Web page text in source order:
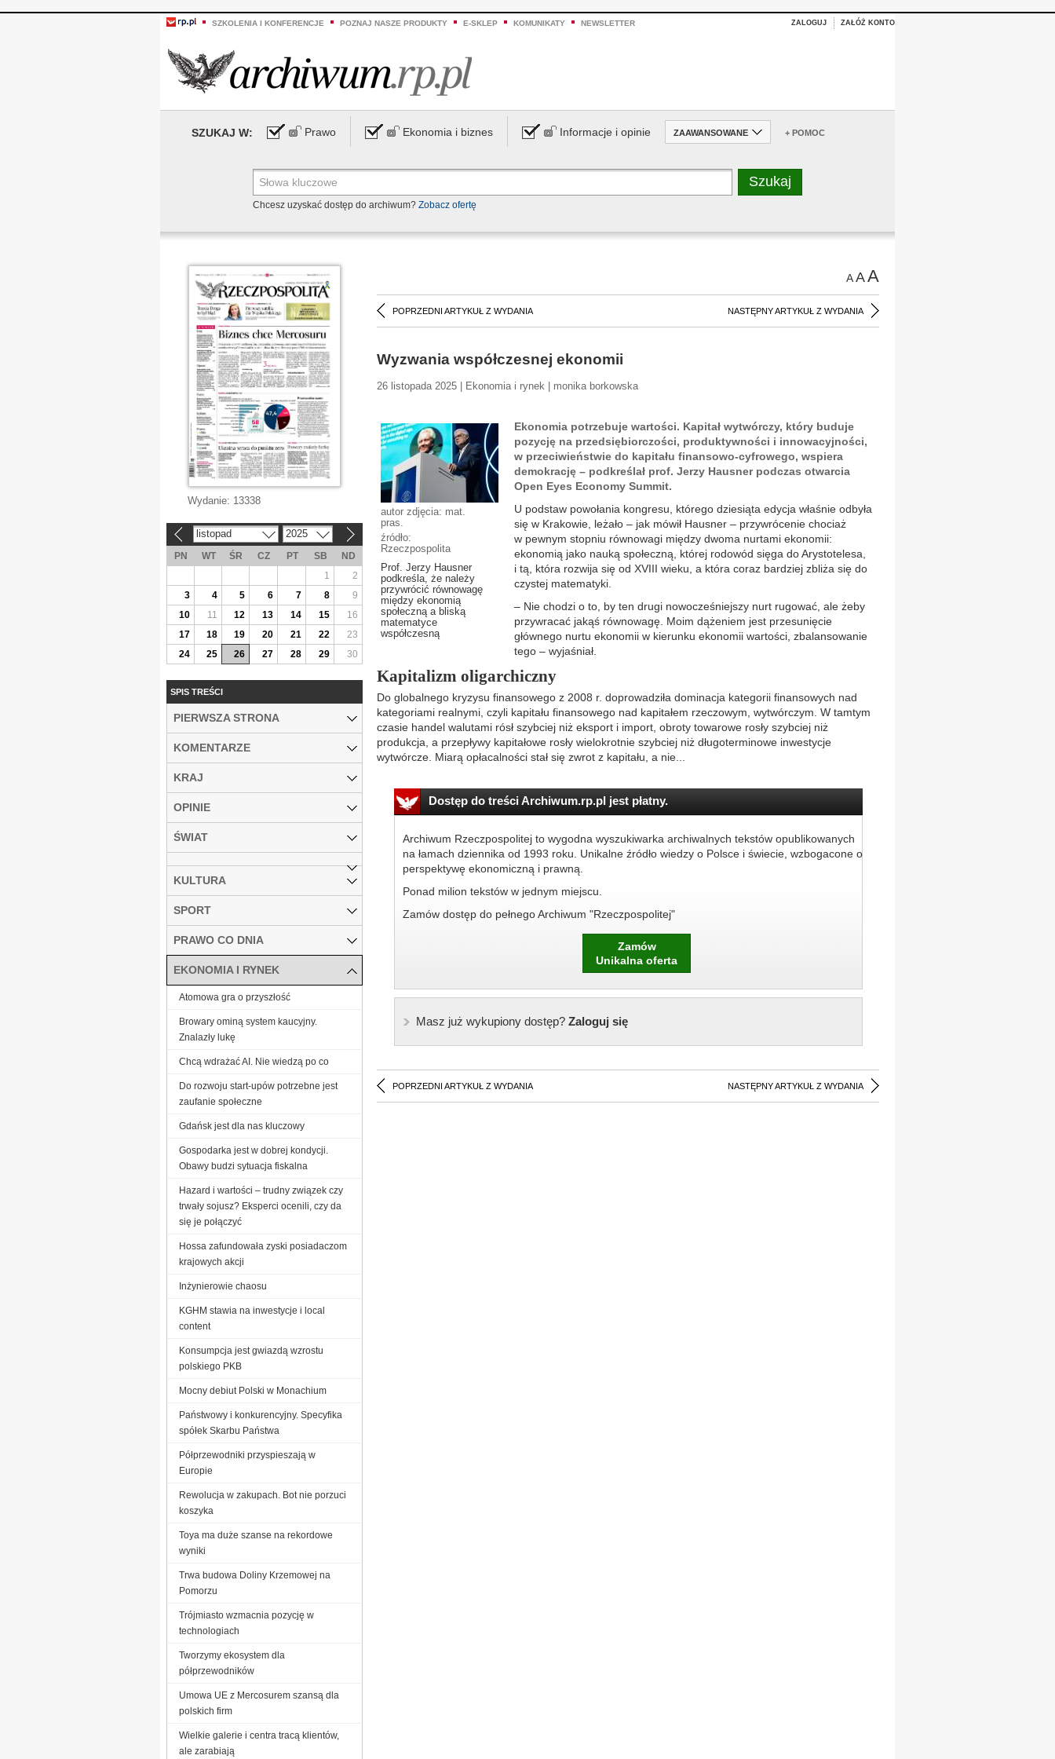
SZKOLENIA I KONFERENCJE POZNAJ NASZE PRODUKTY E-SKLEP KOMUNIKATY NEWSLETTER ZALOGUJ ZAŁÓŻ KONTO
SZUKAJ W: Prawo Ekonomia i biznes Informacje i opinie ZAAWANSOWANE + POMOC
Chcesz uzyskać dostęp do archiwum? Zobacz ofertę
AAA
POPRZEDNI ARTYKUŁ Z WYDANIA NASTĘPNY ARTYKUŁ Z WYDANIA
Wyzwania współczesnej ekonomii
26 listopada 2025 | Ekonomia i rynek | monika borkowska
autor zdjęcia: mat.
pras.
źródło:
Rzeczpospolita
Prof. Jerzy Hausner
podkreśla, że należy
przywrócić równowagę
między ekonomią
społeczną a bliską
matematyce
współczesną
Ekonomia potrzebuje wartości. Kapitał wytwórczy, który buduje
pozycję na przedsiębiorczości, produktywności i innowacyjności,
w przeciwieństwie do kapitału finansowo-cyfrowego, wspiera
demokrację – podkreślał prof. Jerzy Hausner podczas otwarcia
Open Eyes Economy Summit.
U podstaw powołania kongresu, którego dziesiąta edycja właśnie odbyła
się w Krakowie, leżało – jak mówił Hausner – przywrócenie chociaż
w pewnym stopniu równowagi między dwoma nurtami ekonomii:
ekonomią jako nauką społeczną, której rodowód sięga do Arystotelesa,
i tą, która rozwija się od XVIII wieku, a która coraz bardziej zbliża się do
czystej matematyki.
– Nie chodzi o to, by ten drugi nowocześniejszy nurt rugować, ale żeby
przywracać jakąś równowagę. Moim dążeniem jest przesunięcie
głównego nurtu ekonomii w kierunku ekonomii wartości, zbalansowanie
tego – wyjaśniał.
Kapitalizm oligarchiczny
Do globalnego kryzysu finansowego z 2008 r. doprowadziła dominacja kategorii finansowych nad
kategoriami realnymi, czyli kapitału finansowego nad kapitałem rzeczowym, wytwórczym. W tamtym
czasie handel walutami rósł szybciej niż eksport i import, obroty towarowe rosły szybciej niż
produkcja, a przepływy kapitałowe rosły wielokrotnie szybciej niż długoterminowe inwestycje
wytwórcze. Miarą opłacalności stał się zwrot z kapitału, a nie...
Dostęp do treści Archiwum.rp.pl jest płatny.
Archiwum Rzeczpospolitej to wygodna wyszukiwarka archiwalnych tekstów opublikowanych
na łamach dziennika od 1993 roku. Unikalne źródło wiedzy o Polsce i świecie, wzbogacone o
perspektywę ekonomiczną i prawną.
Ponad milion tekstów w jednym miejscu.
Zamów dostęp do pełnego Archiwum "Rzeczpospolitej"
Zamów
Unikalna oferta
Masz już wykupiony dostęp?Zaloguj się
POPRZEDNI ARTYKUŁ Z WYDANIA NASTĘPNY ARTYKUŁ Z WYDANIA
Wydanie: 13338
listopad 2025
PN WT ŚR CZ PT SB
ND
1
2
3
4 5 6 7 8
9
10
11 12 13 14 15
16
17
18 19 20 21 22
23
24
25 26 27 28 29 30
SPIS TREŚCI
PIERWSZA STRONA
KOMENTARZE
KRAJ
OPINIE
ŚWIAT
KULTURA
SPORT
PRAWO CO DNIA
EKONOMIA I RYNEK
Atomowa gra o przyszłość
Browary ominą system kaucyjny.
Znalazły lukę
Chcą wdrażać AI. Nie wiedzą po co
Do rozwoju start-upów potrzebne jest
zaufanie społeczne
Gdańsk jest dla nas kluczowy
Gospodarka jest w dobrej kondycji.
Obawy budzi sytuacja fiskalna
Hazard i wartości – trudny związek czy
trwały sojusz? Eksperci ocenili, czy da
się je połączyć
Hossa zafundowała zyski posiadaczom
krajowych akcji
Inżynierowie chaosu
KGHM stawia na inwestycje i local
content
Konsumpcja jest gwiazdą wzrostu
polskiego PKB
Mocny debiut Polski w Monachium
Państwowy i konkurencyjny. Specyfika
spółek Skarbu Państwa
Półprzewodniki przyspieszają w
Europie
Rewolucja w zakupach. Bot nie porzuci
koszyka
Toya ma duże szanse na rekordowe
wyniki
Trwa budowa Doliny Krzemowej na
Pomorzu
Trójmiasto wzmacnia pozycję w
technologiach
Tworzymy ekosystem dla
półprzewodników
Umowa UE z Mercosurem szansą dla
polskich firm
Wielkie galerie i centra tracą klientów,
ale zarabiają